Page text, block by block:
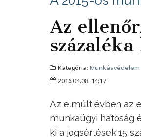
Az
Kategória: Munkásvédelem
2016.04.08. 14:17
Az elmúlt évben az
munkaügyi hatóság
ki a jogsértések 15